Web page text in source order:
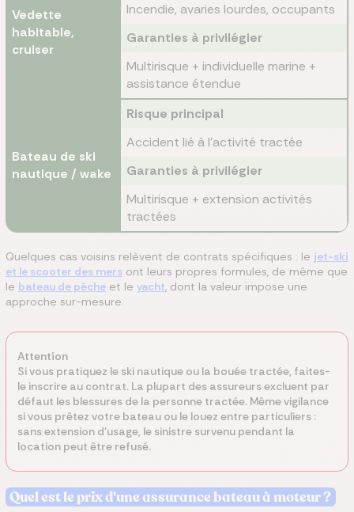
Vedette
habitable,
cruiser
Incendie, avaries lourdes, occupants
Garanties à privilégier
Multirisque + individuelle marine +
assistance étendue
Bateau de ski
nautique / wake
Risque principal
Accident lié à l'activité tractée
Garanties à privilégier
Multirisque + extension activités
tractées
Quelques cas voisins relèvent de contrats spécifiques : le jet-ski
et le scooter des mers ont leurs propres formules, de même que
le bateau de pêche et le yacht, dont la valeur impose une
approche sur-mesure.
Attention
Si vous pratiquez le ski nautique ou la bouée tractée, faites-
le inscrire au contrat. La plupart des assureurs excluent par
défaut les blessures de la personne tractée. Même vigilance
si vous prêtez votre bateau ou le louez entre particuliers :
sans extension d'usage, le sinistre survenu pendant la
location peut être refusé.
Quel est le prix d'une assurance bateau à moteur ?